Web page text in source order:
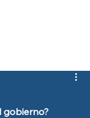
gobierno?